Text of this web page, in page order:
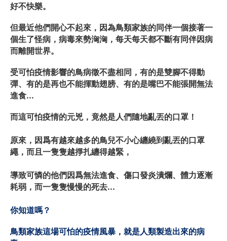
好不快樂。
但最近他們開心不起來，因為鳥類家族的同伴一個接著一
個生了怪病，病毒來勢洶洶，每天每天都不斷有同伴因病
而離開世界。
受可怕疫情影響的鳥病徵不盡相同，有的是雙腳不得動
彈、有的是再也不能揮動翅膀、有的是嘴巴不能張開無法
進食...
而這可怕疫情的元兇，竟然是人們隨地亂丟的口罩！
原來，因爲有越來越多的鳥兒不小心纏繞到亂丟的口罩
繩，而且一隻隻越掙扎纏得越緊，
導致可憐的他們因爲無法進食、傷口發炎潰爛、體力逐漸
耗弱，而一隻隻慢慢的死去...
你知道嗎？
鳥類家族這場可怕的疫情風暴，就是人類製造出來的病